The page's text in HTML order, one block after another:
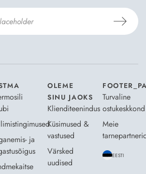
ja
OLEME
SINU JAOKS
Klienditeenindus
Küsimused &
vastused
Värsked
uudised
Turvaline
ostukeskkond
Meie
EESTI